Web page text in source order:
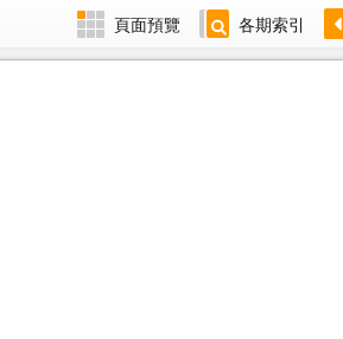
頁面預覽 各期索引